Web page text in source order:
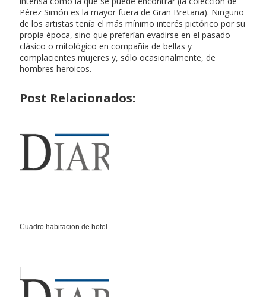
Pérez Simón es la mayor fuera de Gran Bretaña). Ninguno
de los artistas tenía el más mínimo interés pictórico por su
propia época, sino que preferían evadirse en el pasado
clásico o mitológico en compañía de bellas y
complacientes mujeres y, sólo ocasionalmente, de
hombres heroicos.
Post Relacionados:
Cuadro habitacion de hotel